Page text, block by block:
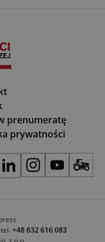
prenumeratę
prywatności
+48 632 616 083